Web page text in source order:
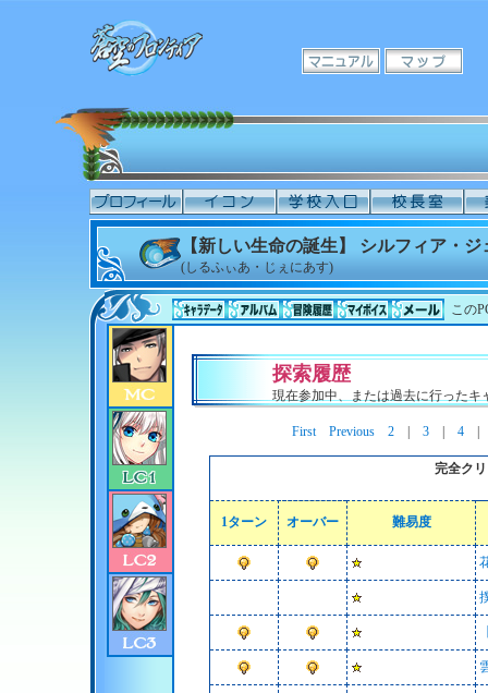
【新しい生命の誕生】 シルフィア・ジ
(しるふぃあ・じぇにあす)
この
探索履歴
現在参加中、または過去に行った
First Previous 2| 3| 4
完全ク
1ターン オーバー 難易度